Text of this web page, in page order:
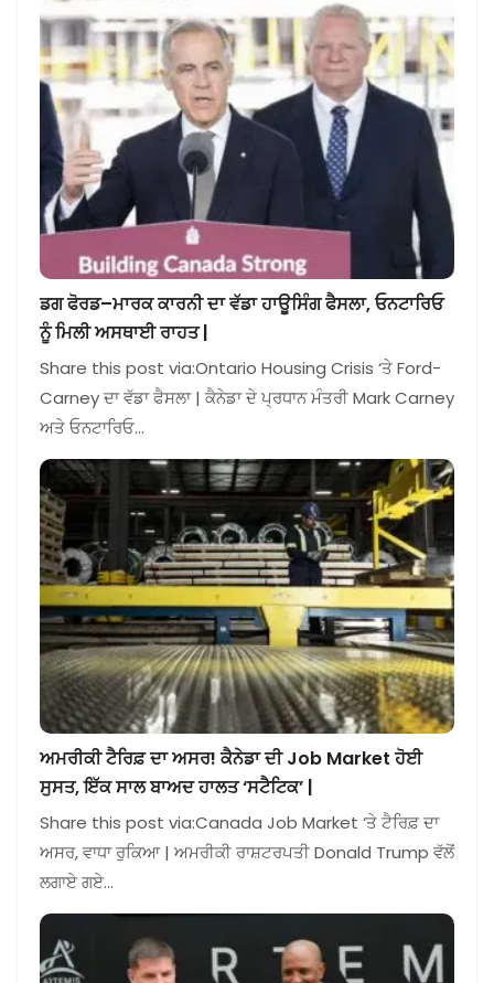
ਡਗ ਫੋਰਡ–ਮਾਰਕ ਕਾਰਨੀ ਦਾ ਵੱਡਾ ਹਾਊਸਿੰਗ ਫੈਸਲਾ, ਓਨਟਾਰਿਓ
ਨੂੰ ਮਿਲੀ ਅਸਥਾਈ ਰਾਹਤ |
Share this post via:Ontario Housing Crisis ‘ਤੇ Ford-
Carney ਦਾ ਵੱਡਾ ਫੈਸਲਾ | ਕੈਨੇਡਾ ਦੇ ਪ੍ਰਧਾਨ ਮੰਤਰੀ Mark Carney
ਅਤੇ ਓਨਟਾਰਿਓ…
ਅਮਰੀਕੀ ਟੈਰਿਫ਼ ਦਾ ਅਸਰ! ਕੈਨੇਡਾ ਦੀ Job Market ਹੋਈ
ਸੁਸਤ, ਇੱਕ ਸਾਲ ਬਾਅਦ ਹਾਲਤ ‘ਸਟੈਟਿਕ’ |
Share this post via:Canada Job Market ‘ਤੇ ਟੈਰਿਫ਼ ਦਾ
ਅਸਰ, ਵਾਧਾ ਰੁਕਿਆ | ਅਮਰੀਕੀ ਰਾਸ਼ਟਰਪਤੀ Donald Trump ਵੱਲੋਂ
ਲਗਾਏ ਗਏ…